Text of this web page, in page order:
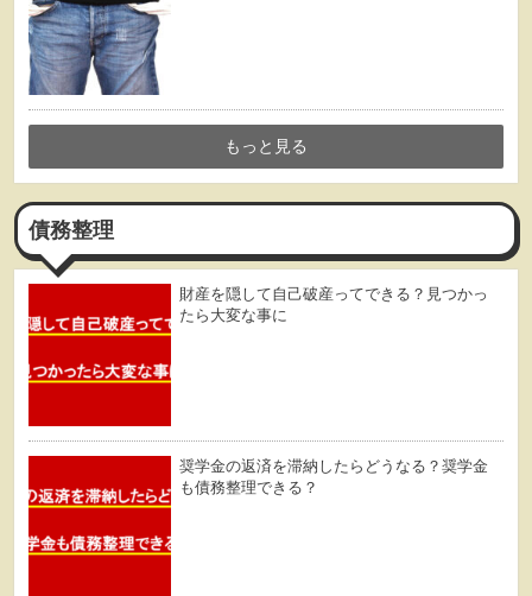
もっと見る
債務整理
財産を隠して自己破産ってできる？見つかっ
たら大変な事に
奨学金の返済を滞納したらどうなる？奨学金
も債務整理できる？